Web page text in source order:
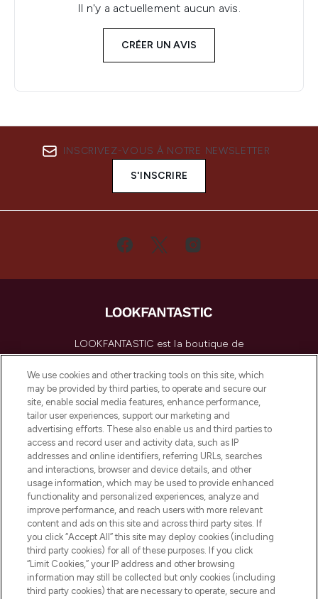
Il n'y a actuellement aucun avis.
CRÉER UN AVIS
INSCRIVEZ-VOUS À NOTRE NEWSLETTER
S'INSCRIRE
LOOKFANTASTIC est la boutique de
beauté incontournable en Europe,
proposant les meilleurs produits de soins
de la peau, des cheveux et de maquillage
de plus de 200 marques prestigieuses.
Faites vos achats en ligne ou via
l’application, avec la livraison offerte dès
55€ d'achat.
Consentement aux cookies
Do Not Sell or Share My Personal
Information
AIDE ET INFORMATIONS
INFORMATIONS GÉNÉRALES
We use cookies and other tracking tools on this site, which
may be provided by third parties, to operate and secure our
site, enable social media features, enhance performance,
tailor user experiences, support our marketing and
advertising efforts. These also enable us and third parties to
access and record user and activity data, such as IP
addresses and online identifiers, referring URLs, searches
and interactions, browser and device details, and other
usage information, which may be used to provide enhanced
functionality and personalized experiences, analyze and
improve performance, and reach users with more relevant
content and ads on this site and across third party sites. If
you click “Accept All” this site may deploy cookies (including
third party cookies) for all of these purposes. If you click
“Limit Cookies,” your IP address and other browsing
information may still be collected but only cookies (including
third party cookies) that are necessary to operate, secure and